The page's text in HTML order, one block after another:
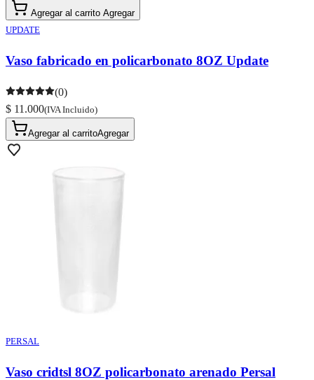
Agregar al carrito Agregar
UPDATE
Vaso fabricado en policarbonato 8OZ Update
(0)
$ 11.000(IVA Incluido)
Agregar al carritoAgregar
PERSAL
Vaso cridtsl 8OZ policarbonato arenado Persal